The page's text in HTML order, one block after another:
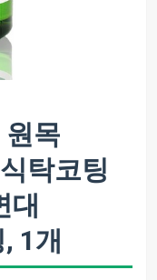
목
탁코팅
대
1개